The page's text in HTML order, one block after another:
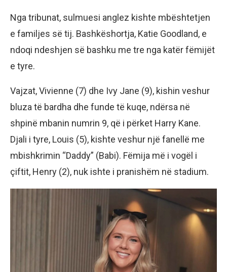
Nga tribunat, sulmuesi anglez kishte mbështetjen
e familjes së tij. Bashkëshortja, Katie Goodland, e
ndoqi ndeshjen së bashku me tre nga katër fëmijët
e tyre.
Vajzat, Vivienne (7) dhe Ivy Jane (9), kishin veshur
bluza të bardha dhe funde të kuqe, ndërsa në
shpinë mbanin numrin 9, që i përket Harry Kane.
Djali i tyre, Louis (5), kishte veshur një fanellë me
mbishkrimin “Daddy” (Babi). Fëmija më i vogël i
çiftit, Henry (2), nuk ishte i pranishëm në stadium.